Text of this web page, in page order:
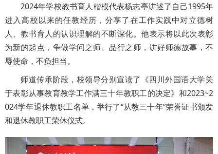
2024年学校教书育人楷模代表杨志亭讲述了自己1995年
进入高校以来的任教经历，分享了在工作实践中对立德树
人、教书育人的认识理解的不断深化。他表示将以此次表彰
为新的起点，争做学问之师、品行之师，讲好师德故事，不
辱使命，不负担当。
师道传承阶段，校领导分别宣读了《四川外国语大学关
于表彰从事教育教学工作满三十年教职工的决定》和2023~2
024学年退休教职工名单，举行了“从教三十年”荣誉证书颁发
和退休教职工荣休仪式。